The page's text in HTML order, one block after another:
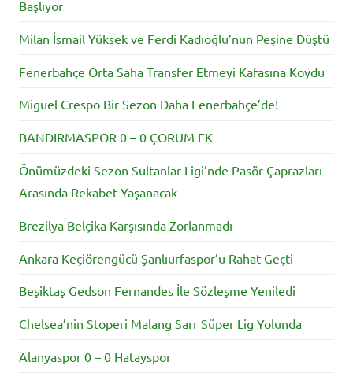
Başlıyor
Milan İsmail Yüksek ve Ferdi Kadıoğlu’nun Peşine Düştü
Fenerbahçe Orta Saha Transfer Etmeyi Kafasına Koydu
Miguel Crespo Bir Sezon Daha Fenerbahçe’de!
BANDIRMASPOR 0 – 0 ÇORUM FK
Önümüzdeki Sezon Sultanlar Ligi’nde Pasör Çaprazları
Arasında Rekabet Yaşanacak
Brezilya Belçika Karşısında Zorlanmadı
Ankara Keçiörengücü Şanlıurfaspor’u Rahat Geçti
Beşiktaş Gedson Fernandes İle Sözleşme Yeniledi
Chelsea’nin Stoperi Malang Sarr Süper Lig Yolunda
Alanyaspor 0 – 0 Hatayspor